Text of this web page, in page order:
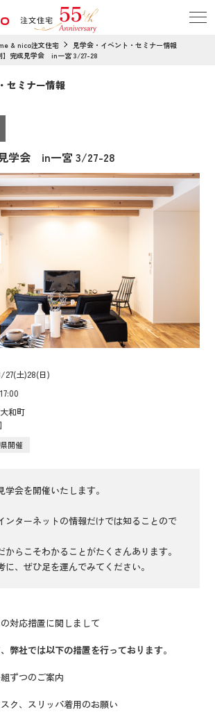
& nico注文住宅
見学会・イベント・セミナー情報
】完成見学会 in一宮 3/27-28
セミナー情報
見学会 in一宮 3/27-28
27(土)28(日)
和町
開催
会を開催いたします。
ンターネットの情報だけでは知ることので
からこそわかることがたくさんあります。
に、ぜひ足を運んでみてください。
対応措置に関しまして
弊社では以下の措置を行っております。
ずつのご案内
ク、スリッパ着用のお願い